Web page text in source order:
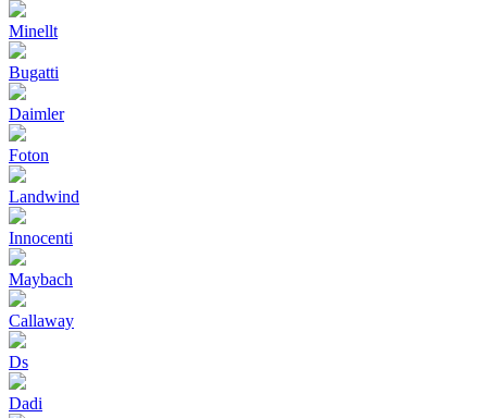
Minellt
Bugatti
Daimler
Foton
Landwind
Innocenti
Maybach
Callaway
Ds
Dadi